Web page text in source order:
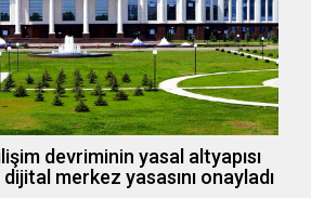
devriminin yasal altyapısı
merkez yasasını onayladı